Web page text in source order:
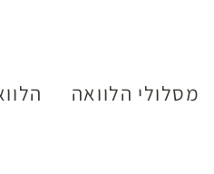
מסלולי הלוואה